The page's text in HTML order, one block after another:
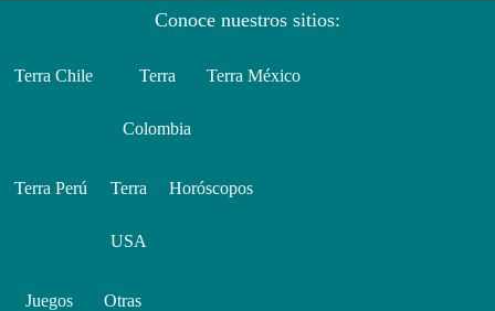
Conoce nuestros sitios:
Terra Chile Terra
Colombia
Terra México
Terra Perú Terra
USA
Horóscopos
Juegos Otras